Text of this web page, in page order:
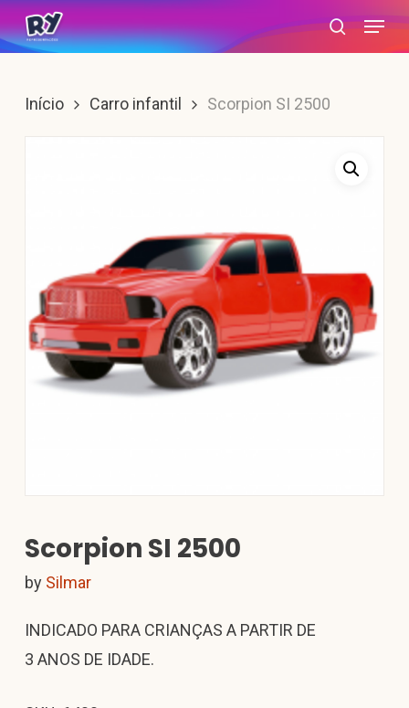
Skip
to
content
search
Menu
Início Carro infantil Scorpion SI 2500
Scorpion SI 2500
by Silmar
INDICADO PARA CRIANÇAS A PARTIR DE
3 ANOS DE IDADE.